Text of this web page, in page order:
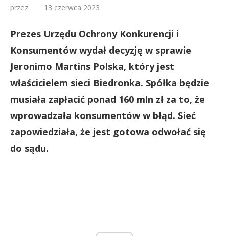
przez 13 czerwca 2023
Prezes Urzędu Ochrony Konkurencji i
Konsumentów wydał decyzję w sprawie
Jeronimo Martins Polska, który jest
właścicielem sieci Biedronka. Spółka będzie
musiała zapłacić ponad 160 mln zł za to, że
wprowadzała konsumentów w błąd. Sieć
zapowiedziała, że jest gotowa odwołać się
do sądu.